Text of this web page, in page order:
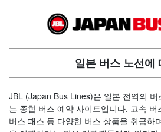
일본 버스 노선에
JBL (Japan Bus Lines)은 일본 전역의
는 종합 버스 예약 사이트입니다. 고속
버스 패스 등 다양한 버스 상품을 취급하